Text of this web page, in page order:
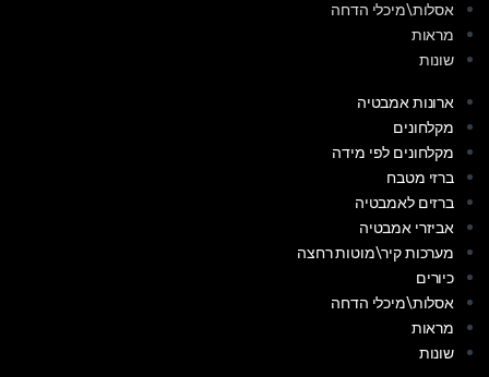
אסלות\מיכלי הדחה
מראות
שונות
ארונות אמבטיה
מקלחונים
מקלחונים לפי מידה
ברזי מטבח
ברזים לאמבטיה
אביזרי אמבטיה
מערכות קיר\מוטות רחצה
כיורים
אסלות\מיכלי הדחה
מראות
שונות